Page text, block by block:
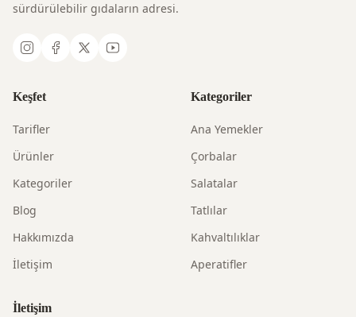
sürdürülebilir gıdaların adresi.
Keşfet
Tarifler
Ürünler
Kategoriler
Blog
Hakkımızda
İletişim
Kategoriler
Ana Yemekler
Çorbalar
Salatalar
Tatlılar
Kahvaltılıklar
Aperatifler
İletişim